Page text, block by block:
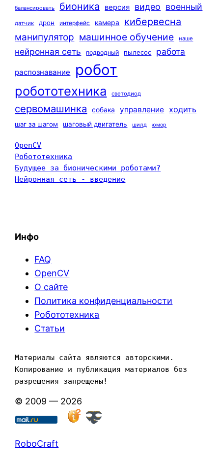
балансировать бионика версия видео военный
датчик дрон интерфейс камера кибервесна
манипулятор машинное обучение наше
нейронная сеть подводный пылесос работа
распознавание робот
робототехника светодиод
сервомашинка собака управление ходить
шаг за шагом шаговый двигатель шилд юмор
OpenCV
Робототехника
Будущее за бионическими роботами?
Нейронная сеть - введение
Инфо
FAQ
OpenCV
О сайте
Политика конфиденциальности
Робототехника
Статьи
Материалы сайта являются авторскими.
Копирование и публикация материалов без
разрешения запрещены!
© 2009 — 2026
RoboCraft